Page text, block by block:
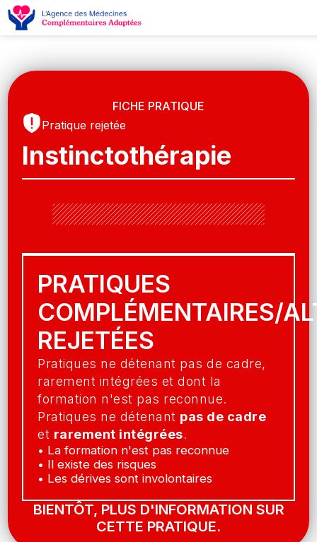
FICHE PRATIQUE
Pratique rejetée
Instinctothérapie
PRATIQUES
COMPLÉMENTAIRES/
REJETÉES
Pratiques ne détenant pas de cadre,
rarement intégrées et dont la
formation n'est pas reconnue.
Pratiques ne détenant pas de cadre
et rarement intégrées.
• La formation n'est pas reconnue
• Il existe des risques
• Les dérives sont involontaires
BIENTÔT, PLUS D'INFORMATION SUR
CETTE PRATIQUE.